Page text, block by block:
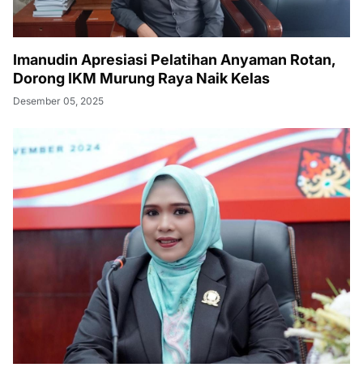
Imanudin Apresiasi Pelatihan Anyaman Rotan,
Dorong IKM Murung Raya Naik Kelas
Desember 05, 2025